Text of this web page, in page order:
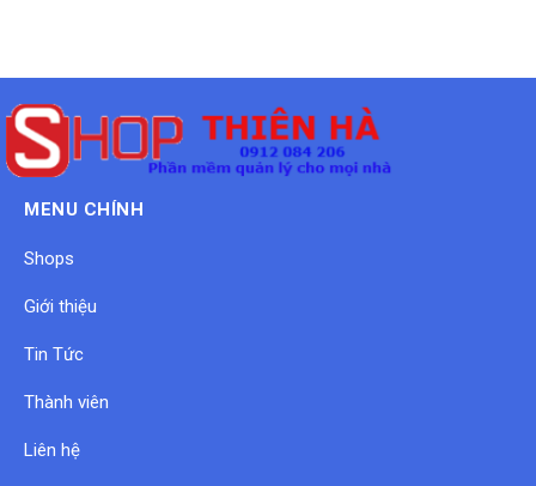
MENU CHÍNH
Shops
Giới thiệu
Tin Tức
Thành viên
Liên hệ